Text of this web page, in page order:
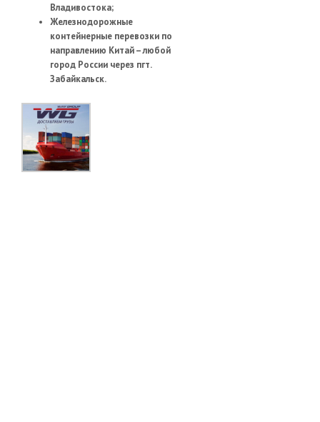
Владивостока;
Железнодорожные
контейнерные перевозки по
направлению Китай – любой
город России через пгт.
Забайкальск.